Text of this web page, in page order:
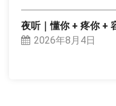
夜听｜懂你 + 疼你 +
2026年8月4日